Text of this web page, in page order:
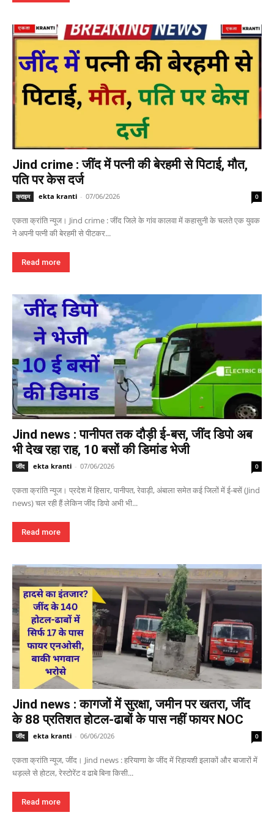
Jind crime : जींद में पत्नी की बेरहमी से पिटाई, मौत,
पति पर केस दर्ज
क्राइम ekta kranti - 07/06/2026 0
एकता क्रांति न्यूज। Jind crime : जींद जिले के गांव कालवा में कहासुनी के चलते एक युवक
ने अपनी पत्नी की बेरहमी से पीटकर...
Read more
Jind news : पानीपत तक दौड़ी ई-बस, जींद डिपो अब
भी देख रहा राह, 10 बसों की डिमांड भेजी
जींद ekta kranti - 07/06/2026 0
एकता क्रांति न्यूज। प्रदेश में हिसार, पानीपत, रेवाड़ी, अंबाला समेत कई जिलों में ई-बसें (Jind
news) चल रही हैं लेकिन जींद डिपो अभी भी...
Read more
Jind news : कागजों में सुरक्षा, जमीन पर खतरा, जींद
के 88 प्रतिशत होटल-ढाबों के पास नहीं फायर NOC
जींद ekta kranti - 06/06/2026 0
एकता क्रांति न्यूज, जींद। Jind news : हरियाणा के जींद में रिहायशी इलाकों और बाजारों में
धड़ल्ले से होटल, रेस्टोरेंट व ढाबे बिना किसी...
Read more